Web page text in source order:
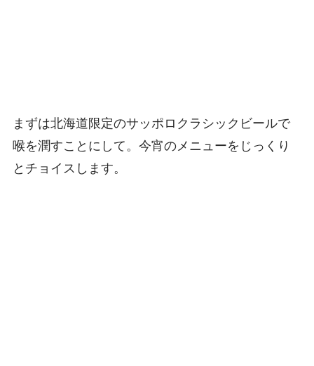
まずは北海道限定のサッポロクラシックビールで
喉を潤すことにして。今宵のメニューをじっくり
とチョイスします。